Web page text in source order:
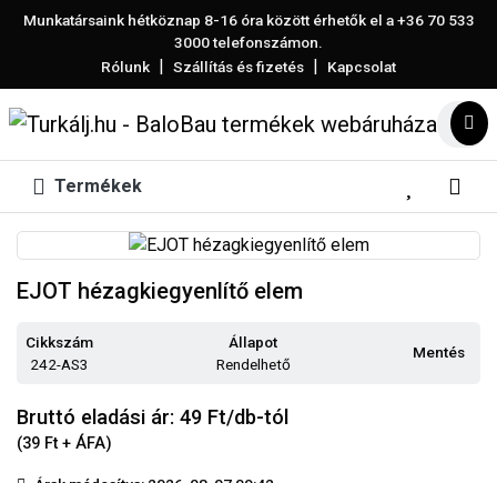
Munkatársaink hétköznap 8-16 óra között érhetők el a+36 70 533
3000telefonszámon.
Rólunk | Szállítás és fizetés | Kapcsolat
Termékek
EJOT hézagkiegyenlítő elem
Cikkszám
242-AS3
Állapot
Rendelhető
Mentés
Bruttó eladási ár: 49 Ft/db-tól
(39 Ft + ÁFA)